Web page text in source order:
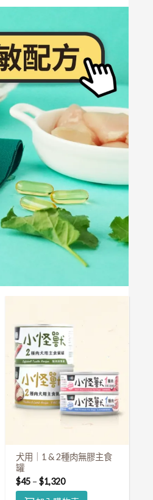
犬用｜1 & 2種肉無膠主食
罐
$45– $1,320